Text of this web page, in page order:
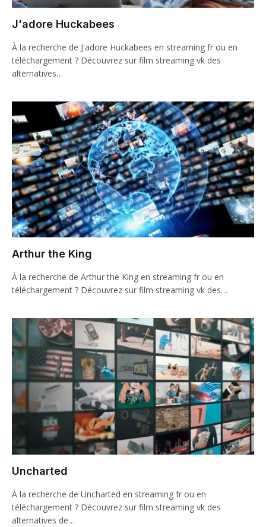
J'adore Huckabees
À la recherche de J'adore Huckabees en streaming fr ou en
téléchargement ? Découvrez sur film streaming vk des
alternatives…
Arthur the King
À la recherche de Arthur the King en streaming fr ou en
téléchargement ? Découvrez sur film streaming vk des…
Uncharted
À la recherche de Uncharted en streaming fr ou en
téléchargement ? Découvrez sur film streaming vk des
alternatives de…